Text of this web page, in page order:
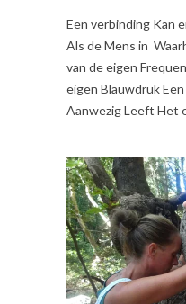
Een verbinding Kan
Als de Mens in
van de eigen
eigen Blauwdruk
Aanwezig Leeft Het